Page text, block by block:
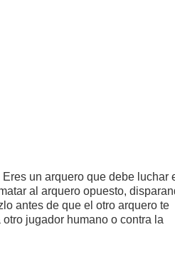
un arquero que debe luchar
al arquero opuesto,
antes de que el otro arquero te
jugador humano o contra la